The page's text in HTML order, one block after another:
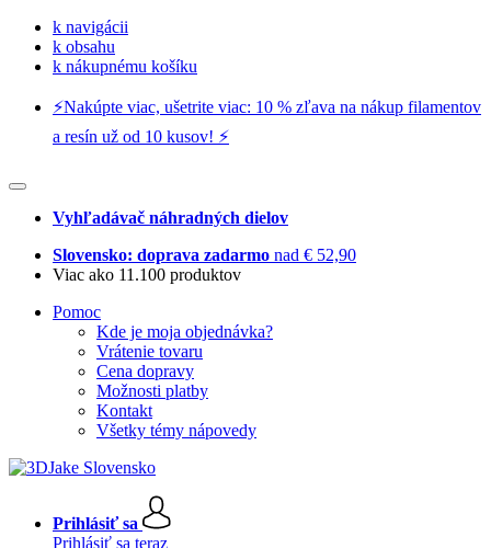
k navigácii
k obsahu
k nákupnému košíku
⚡️Nakúpte viac, ušetrite viac: 10 % zľava na nákup filamentov
a resín už od 10 kusov! ⚡️
Vyhľadávač náhradných dielov
Slovensko: doprava zadarmo nad € 52,90
Viac ako 11.100 produktov
Pomoc
Kde je moja objednávka?
Vrátenie tovaru
Cena dopravy
Možnosti platby
Kontakt
Všetky témy nápovedy
Prihlásiť sa
Prihlásiť sa teraz